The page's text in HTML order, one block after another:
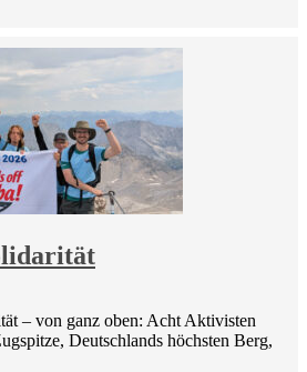
– von ganz oben: Acht Aktivisten
Deutschlands höchsten Berg,